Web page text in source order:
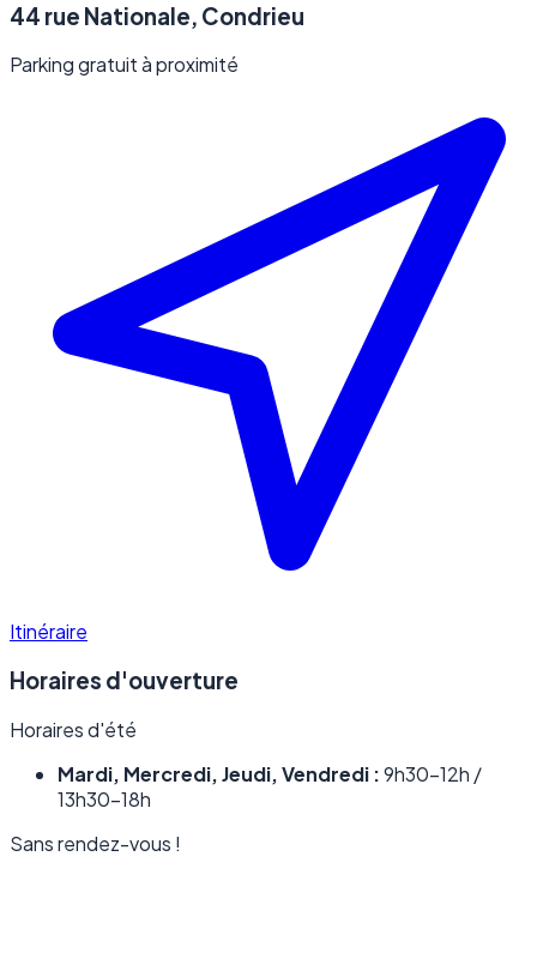
44 rue Nationale, Condrieu
Parking gratuit à proximité
Itinéraire
Horaires d'ouverture
Horaires d'été
Mardi, Mercredi, Jeudi, Vendredi :9h30–12h /
13h30–18h
Sans rendez-vous !